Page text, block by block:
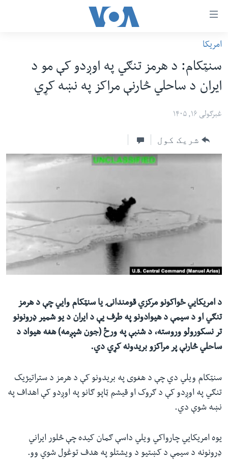
رسي
وړ
اتصالات
متن
لاړ
ځای
شئ
افغانستان
سیمه
امریکا
ښځې او نجونې
سرمقاله
ژبې
امریکا
سنټکام: د هرمز تنګي په اوږدو کې مو د
ایران د ساحلي څارنې مراکز په نښه کړي
غبرګولی ۱۶, ۱۴۰۵
شریک کول
د امریکایي ځواکونو مرکزي قومندانۍ یا سنټکام وایي چې د هرمز
تنګي او د سیمې د هیوادونو په طرف یې د ایران د یو شمیر ډرونونو
تر نسکورولو وروسته، د شنبې په ورځ (جون شپږمه) هغه هیواد د
ساحلي څارنې پر مراکزو بریدونه کړي دي.
سنټکام ویلي دي چې د هغوی په بریدونو کې د هرمز د ستراتیژیک
تنګي په اوږدو کې د ګروک او قیشم ټاپو ګانو په اوږدو کې اهداف په
نښه شوې دي.
یوه امریکایي چارواکي ویلي داسې ګمان کیده چې څلور ایراني
ډرونونه د سیمې د کښتیو د ویشتلو په هدف توغول شوي وو.